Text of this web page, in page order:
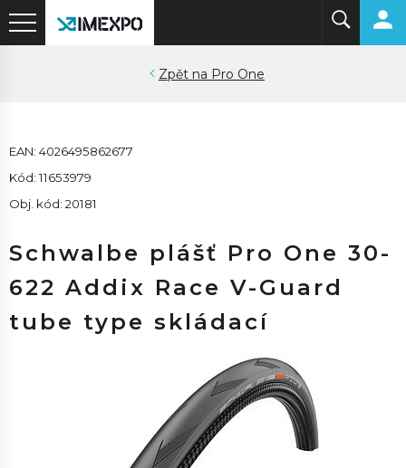
Pro One
EAN: 4026495862677
Kód: 11653979
Obj. kód: 20181
Schwalbe plášť Pro One 30-
622 Addix Race V-Guard
tube type skládací